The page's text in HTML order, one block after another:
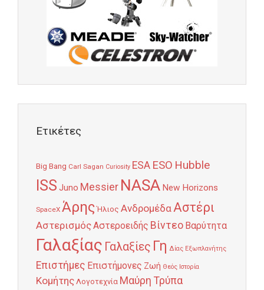
Ετικέτες
Big Bang Carl Sagan Curiosity ESA ESO Hubble
ISS Juno Messier NASA New Horizons
SpaceX Άρης Ήλιος ΑνδρομέδαΑστέρι
ΑστερισμόςΑστεροειδής Βίντεο Βαρύτητα
Γαλαξίας Γαλαξίες Γη Δίας Εξωπλανήτης
Επιστήμες Επιστήμονες Ζωή Θεός Ιστορία
Κομήτης Λογοτεχνία Μαύρη Τρύπα